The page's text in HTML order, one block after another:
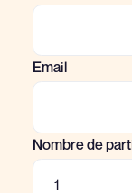
Email
Nombre de